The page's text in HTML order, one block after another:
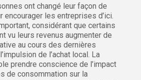
ont changé leur façon de
encourager les entreprises d’ici.
considérant que certains
vu leurs revenus augmenter de
au cours des dernières
de l’achat local. La
prendre conscience de l’impact
de consommation sur la